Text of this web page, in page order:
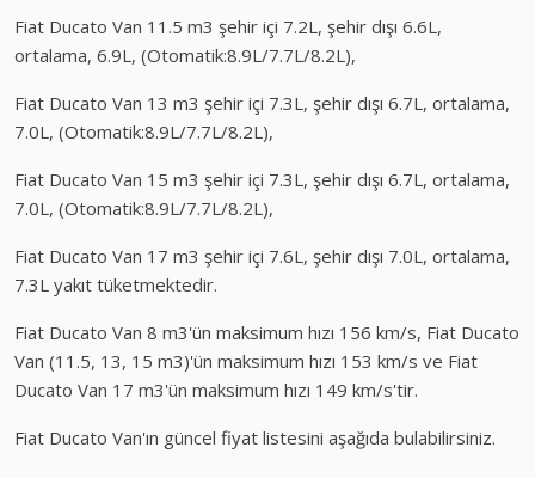
Fiat Ducato Van 11.5 m3 şehir içi 7.2L, şehir dışı 6.6L,
ortalama, 6.9L, (Otomatik:8.9L/7.7L/8.2L),
Fiat Ducato Van 13 m3 şehir içi 7.3L, şehir dışı 6.7L, ortalama,
7.0L, (Otomatik:8.9L/7.7L/8.2L),
Fiat Ducato Van 15 m3 şehir içi 7.3L, şehir dışı 6.7L, ortalama,
7.0L, (Otomatik:8.9L/7.7L/8.2L),
Fiat Ducato Van 17 m3 şehir içi 7.6L, şehir dışı 7.0L, ortalama,
7.3L yakıt tüketmektedir.
Fiat Ducato Van 8 m3'ün maksimum hızı 156 km/s, Fiat Ducato
Van (11.5, 13, 15 m3)'ün maksimum hızı 153 km/s ve Fiat
Ducato Van 17 m3'ün maksimum hızı 149 km/s'tir.
Fiat Ducato Van'ın güncel fiyat listesini aşağıda bulabilirsiniz.